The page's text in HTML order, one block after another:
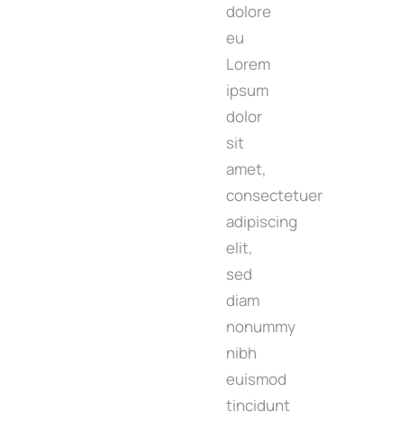
dolore
eu
Lorem
ipsum
dolor
sit
amet,
consectetuer
adipiscing
elit,
sed
diam
nonummy
nibh
euismod
tincidunt